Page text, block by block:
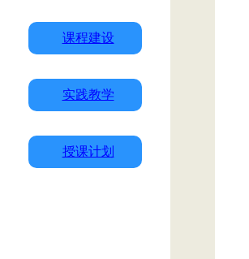
课程建设
实践教学
授课计划